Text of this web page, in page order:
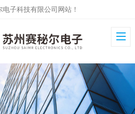
子科技有限公司网站！